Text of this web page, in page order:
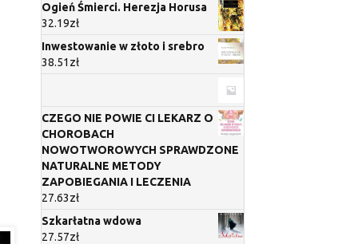
Ogień Śmierci. Herezja Horusa
32.19zł
Inwestowanie w złoto i srebro
38.51 zł
CZEGO NIE POWIE CI LEKARZ O
CHOROBACH
NOWOTWOROWYCH SPRAWDZONE
NATURALNE METODY
ZAPOBIEGANIA I LECZENIA
27.63zł
Szkarłatna wdowa
27.57zł